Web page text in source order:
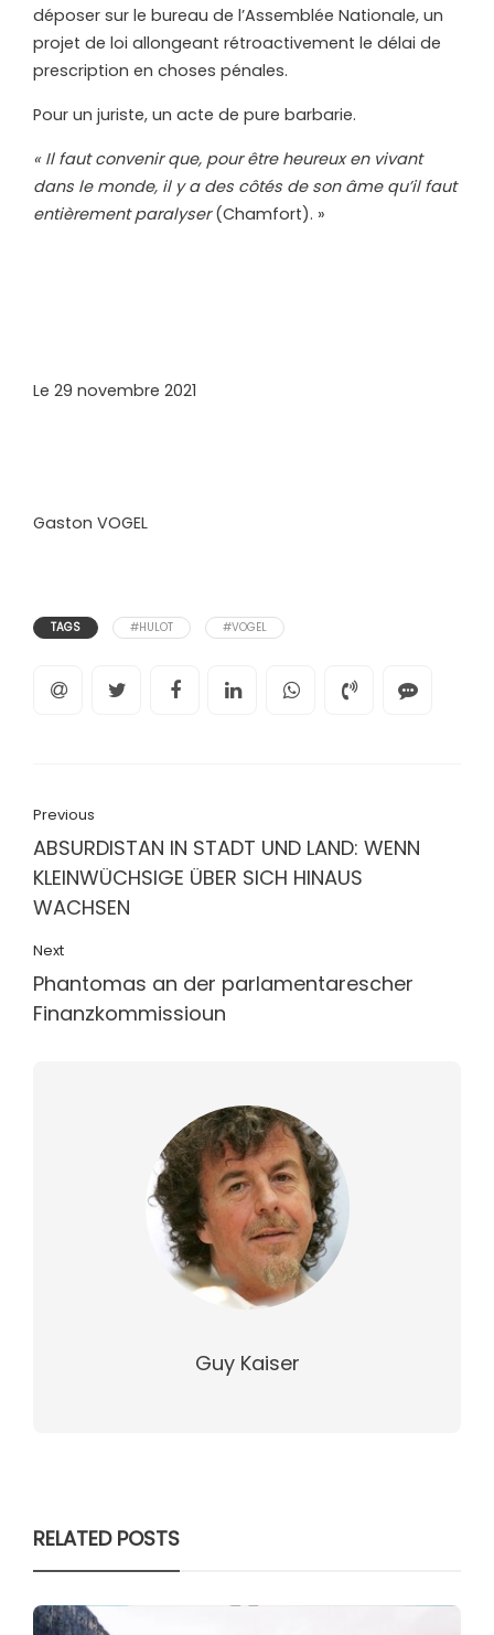
déposer sur le bureau de l’Assemblée Nationale, un
projet de loi allongeant rétroactivement le délai de
prescription en choses pénales.
Pour un juriste, un acte de pure barbarie.
« Il faut convenir que, pour être heureux en vivant
dans le monde, il y a des côtés de son âme qu’il faut
entièrement paralyser(Chamfort). »
Le 29 novembre 2021
Gaston VOGEL
TAGS #HULOT #VOGEL
Previous
ABSURDISTAN IN STADT UND LAND: WENN
KLEINWÜCHSIGE ÜBER SICH HINAUS
WACHSEN
Next
Phantomas an der parlamentarescher
Finanzkommissioun
Guy Kaiser
RELATED POSTS